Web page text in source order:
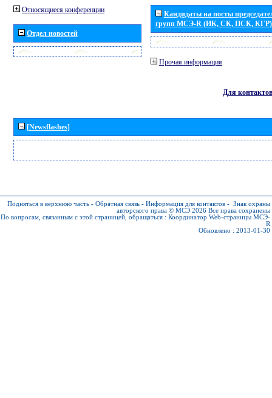
Относящиеся конференции
Отдел новостей
Кандидаты на посты
групп МСЭ-R (ИК, СК, ПСК, КГР)
Прочая информация
Для контактов
[Newsflashes]
Подняться в верхнюю часть - Обратная связь - Информация для контактов - Знак охраны
авторского права © МСЭ 2026 Все права сохранены
По вопросам, связанным с этой страницей, обращаться : Координатор Web-страницы МСЭ-
R
Обновлено : 2013-01-30